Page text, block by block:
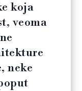
koja
veoma
neke